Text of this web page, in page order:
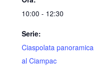
10:00 - 12:30
Serie:
Ciaspolata panoramica
al Ciampac